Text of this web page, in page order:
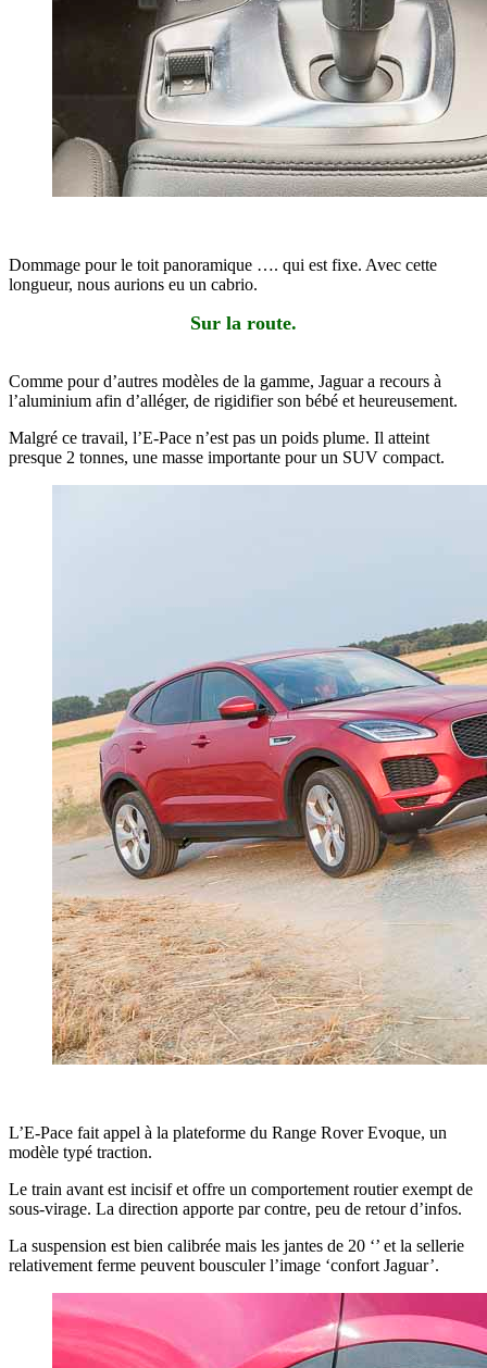
Dommage pour le toit panoramique …. qui est fixe. Avec cette
longueur, nous aurions eu un cabrio.
Sur la route.
Comme pour d’autres modèles de la gamme, Jaguar a recours à
l’aluminium afin d’alléger, de rigidifier son bébé et heureusement.
Malgré ce travail, l’E-Pace n’est pas un poids plume. Il atteint
presque 2 tonnes, une masse importante pour un SUV compact.
L’E-Pace fait appel à la plateforme du Range Rover Evoque, un
modèle typé traction.
Le train avant est incisif et offre un comportement routier exempt de
sous-virage. La direction apporte par contre, peu de retour d’infos.
La suspension est bien calibrée mais les jantes de 20 ‘’ et la sellerie
relativement ferme peuvent bousculer l’image ‘confort Jaguar’.